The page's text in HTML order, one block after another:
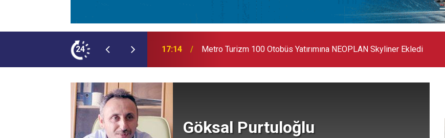
24
NEOPLAN Skyliner Ekledi 17:07 Audi Q9 Markanın En Büyük SUV Modeli Oldu
Göksal Purtuloğlu